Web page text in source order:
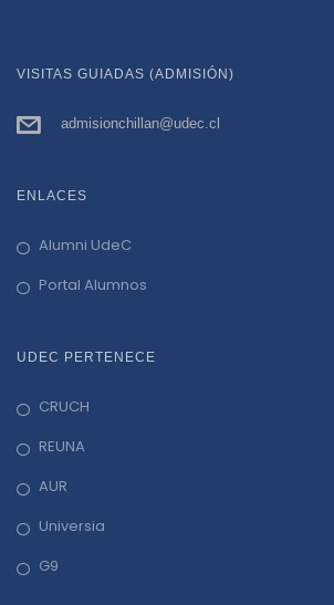
VISITAS GUIADAS (ADMISIÓN)
admisionchillan@udec.cl
ENLACES
Alumni UdeC
Portal Alumnos
UDEC PERTENECE
CRUCH
REUNA
AUR
Universia
G9